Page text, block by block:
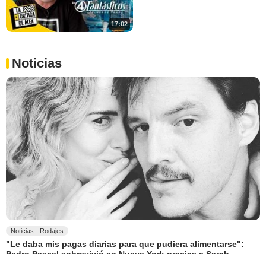
17:02
Noticias
Noticias - Rodajes
"Le daba mis pagas diarias para que pudiera alimentarse":